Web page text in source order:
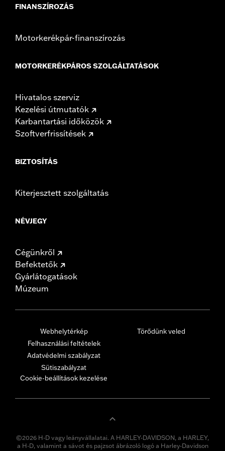
FINANSZÍROZÁS
Motorkerékpár-finanszírozás
MOTORKERÉKPÁROS SZOLGÁLTATÁSOK
Hivatalos szerviz
Kezelési útmutatók
Karbantartási időközök
Szoftverfrissítések
BIZTOSÍTÁS
Kiterjesztett szolgáltatás
NÉVJEGY
Cégünkről
Befektetők
Gyárlátogatások
Múzeum
Webhelytérkép
Felhasználási feltételek
Adatvédelmi szabályzat
Sütiszabályzat
Cookie-beállítások kezelése
Törődünk veled
©2026 H-D vagy leányvállalatai. A HARLEY-DAVIDSON, a HARLEY,
a H-D, valamint a sávot és pajzsot ábrázoló logó a Harley-Davidson